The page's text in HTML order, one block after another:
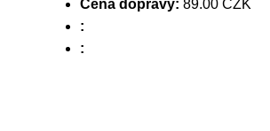
Cena dopravy: 89.00 CZK
:
: